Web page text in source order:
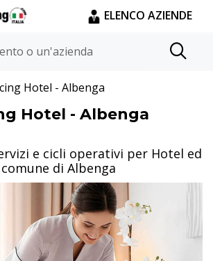
ELENCO AZIENDE
Hotel - Albenga
Hotel - Albenga
e cicli operativi per Hotel ed
di Albenga